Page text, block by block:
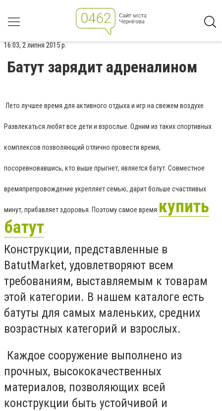
16:03, 2 липня 2015 р.
Батут зарядит адреналином
Лето лучшее время для активного отдыха и игр на свежем воздухе.
Развлекаться любят все дети и взрослые. Одним из таких спортивных
комплексов позволяющий отлично провести время,
посоревновавшись, кто выше прыгнет, является батут. Совместное
времяпрепровождение укрепляет семью, дарит больше счастливых
минут, прибавляет здоровья. Поэтому самое время купить
батут
Конструкции, представленные в
BatutMarket, удовлетворяют всем
требованиям, выставляемым к товарам
этой категории. В нашем каталоге есть
батуты для самых маленьких, средних
возрастных категорий и взрослых.
Каждое сооружение выполнено из
прочных, высококачественных
материалов, позволяющих всей
конструкции быть устойчивой и